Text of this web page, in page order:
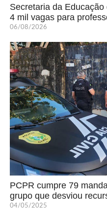
Secretaria da
4 mil vagas para
06/08/2026
PCPR cumpre 79
grupo que desviou
04/05/2025